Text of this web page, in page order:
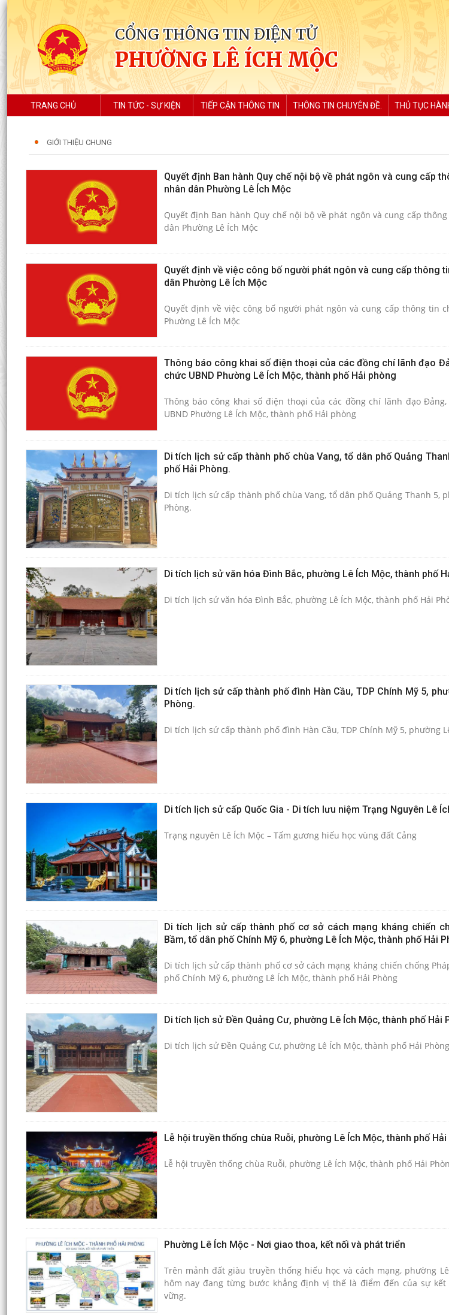
CỔNG THÔNG TIN ĐIỆN TỬ
PHƯỜNG LÊ ÍCH MỘC
TRANG CHỦ TIN TỨC - SỰ KIỆN TIẾP CẬN THÔNG TIN THÔNG TIN CHUYÊN ĐỀ. THỦ TỤC
GIỚI THIỆU CHUNG
Quyết định Ban hành Quy chế nội bộ về phát ngôn và cung cấp
nhân dân Phường Lê Ích Mộc
Quyết định Ban hành Quy chế nội bộ về phát ngôn và cung cấp
dân Phường Lê Ích Mộc
Quyết định về việc công bố người phát ngôn và cung cấp thông
dân Phường Lê Ích Mộc
Quyết định về việc công bố người phát ngôn và cung cấp thông tin
Phường Lê Ích Mộc
Thông báo công khai số điện thoại của các đồng chí lãnh đạo
chức UBND Phường Lê Ích Mộc, thành phố Hải phòng
Thông báo công khai số điện thoại của các đồng chí lãnh đạo
UBND Phường Lê Ích Mộc, thành phố Hải phòng
Di tích lịch sử cấp thành phố chùa Vang, tổ dân phố Quảng
phố Hải Phòng.
Di tích lịch sử cấp thành phố chùa Vang, tổ dân phố Quảng Thanh 5,
Phòng.
Di tích lịch sử văn hóa Đình Bắc, phường Lê Ích Mộc, thành phố
Di tích lịch sử văn hóa Đình Bắc, phường Lê Ích Mộc, thành phố Hải
Di tích lịch sử cấp thành phố đình Hàn Cầu, TDP Chính Mỹ 5,
Phòng.
Di tích lịch sử cấp thành phố đình Hàn Cầu, TDP Chính Mỹ 5, phường
Di tích lịch sử cấp Quốc Gia - Di tích lưu niệm Trạng Nguyên Lê
Trạng nguyên Lê Ích Mộc – Tấm gương hiếu học vùng đất Cảng
Di tích lịch sử cấp thành phố cơ sở cách mạng kháng chiến
Bầm, tổ dân phố Chính Mỹ 6, phường Lê Ích Mộc, thành phố Hải
Di tích lịch sử cấp thành phố cơ sở cách mạng kháng chiến chống
phố Chính Mỹ 6, phường Lê Ích Mộc, thành phố Hải Phòng
Di tích lịch sử Đền Quảng Cư, phường Lê Ích Mộc, thành phố Hải
Di tích lịch sử Đền Quảng Cư, phường Lê Ích Mộc, thành phố Hải Phòng
Lễ hội truyền thống chùa Ruỗi, phường Lê Ích Mộc, thành phố Hải
Lễ hội truyền thống chùa Ruỗi, phường Lê Ích Mộc, thành phố Hải
Phường Lê Ích Mộc - Nơi giao thoa, kết nối và phát triển
Trên mảnh đất giàu truyền thống hiếu học và cách mạng, phường
hôm nay đang từng bước khẳng định vị thế là điểm đến của sự
vững.